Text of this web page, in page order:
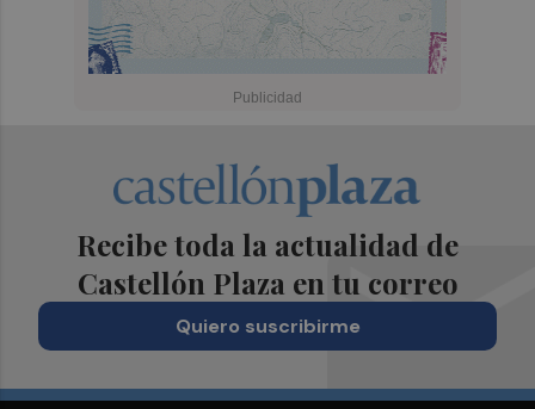
Recibe toda la actualidad de
Castellón Plaza en tu correo
Quiero suscribirme